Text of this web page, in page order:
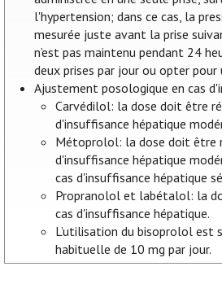
l'hypertension; dans ce cas, la
mesurée juste avant la prise
n’est pas maintenu pendant 24
deux prises par jour ou opter
Ajustement posologique en cas
Carvédilol: la dose doit être
d'insuffisance hépatique
Métoprolol: la dose doit être
d'insuffisance hépatique
cas d'insuffisance hépatique
Propranolol et labétalol: la
cas d'insuffisance hépatique.
L’utilisation du bisoprolol est
habituelle de 10 mg par jour.